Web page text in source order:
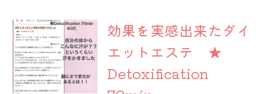
効果を実感出来たダイ
エットエステ ★
Detoxification